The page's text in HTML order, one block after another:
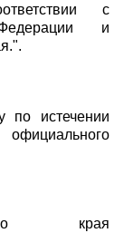
с
Федерации и
по истечении
края